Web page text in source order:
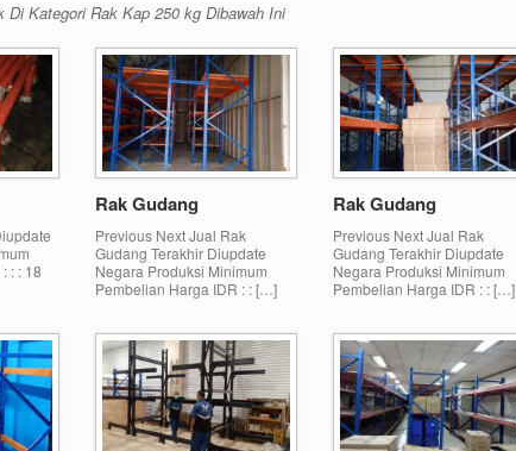
Di Kategori Rak Kap 250 kg Dibawah Ini
: : 18
Rak Gudang
Previous Next Jual Rak
Gudang Terakhir Diupdate
Negara Produksi Minimum
Pembelian Harga IDR : : […]
Rak Gudang
Previous Next Jual Rak
Gudang Terakhir Diupdate
Negara Produksi Minimum
Pembelian Harga IDR : : […]